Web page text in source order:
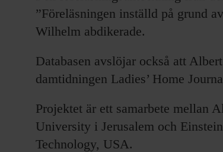
”Föreläsningen inställd på grund
Wilhelm abdikerade.
Databasen avslöjar också att
damtidningen Ladies’ Home
Projektet är ett samarbete mellan
University i Jerusalem och
Technology, USA.